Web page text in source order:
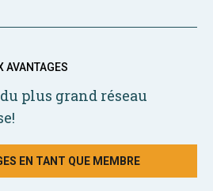
AVANTAGES
plus grand réseau
EN TANT QUE MEMBRE